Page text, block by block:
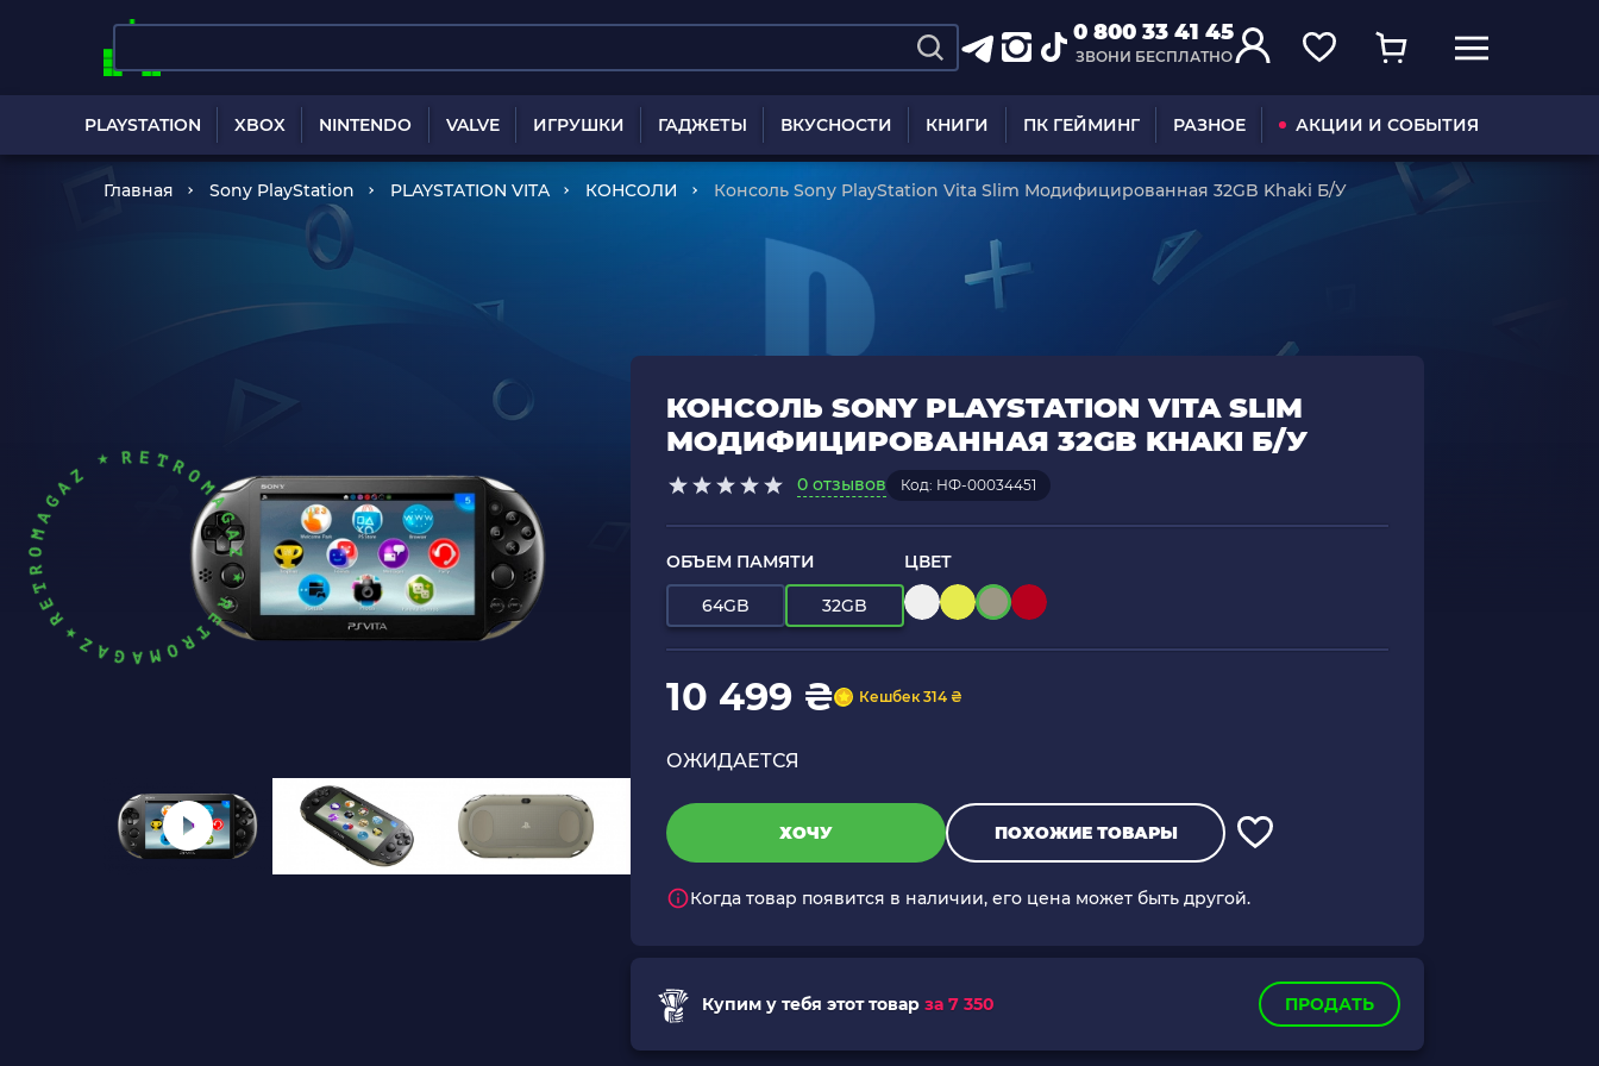
0 800 33 41 45
ЗВОНИ БЕСПЛАТНО
PLAYSTATION XBOX NINTENDO VALVE ИГРУШКИ ГАДЖЕТЫ ВКУСНОСТИ КНИГИ ПК ГЕЙМИНГ РАЗНОЕ АКЦИИ И СОБЫТИЯ
Главная Sony PlayStation PLAYSTATION VITA КОНСОЛИ Консоль Sony PlayStation Vita Slim Модифицированная 32GB Khaki Б/У
КОНСОЛЬ SONY PLAYSTATION VITA SLIM
МОДИФИЦИРОВАННАЯ 32GB KHAKI Б/У
0 отзывов Код: НФ-00034451
ОБЪЕМ ПАМЯТИ
64GB 32GB
ЦВЕТ
10 499 ₴ Кешбек 314 ₴
ОЖИДАЕТСЯ
ХОЧУ ПОХОЖИЕ ТОВАРЫ
Когда товар появится в наличии, его цена может быть другой.
Купим у тебя этот товар за 7 350 ПРОДАТЬ